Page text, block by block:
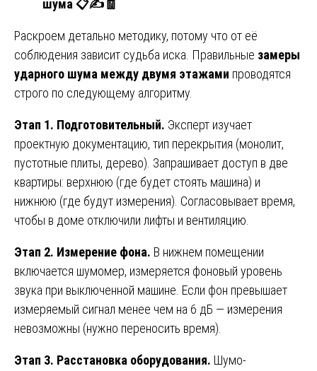
шума📋✍️🧾
Раскроем детально методику, потому что от её
соблюдения зависит судьба иска. Правильные замеры
ударного шума между двумя этажами проводятся
строго по следующему алгоритму.
Этап 1. Подготовительный. Эксперт изучает
проектную документацию, тип перекрытия (монолит,
пустотные плиты, дерево). Запрашивает доступ в две
квартиры: верхнюю (где будет стоять машина) и
нижнюю (где будут измерения). Согласовывает время,
чтобы в доме отключили лифты и вентиляцию.
Этап 2. Измерение фона. В нижнем помещении
включается шумомер, измеряется фоновый уровень
звука при выключенной машине. Если фон превышает
измеряемый сигнал менее чем на 6 дБ — измерения
невозможны (нужно переносить время).
Этап 3. Расстановка оборудования. Шумо-